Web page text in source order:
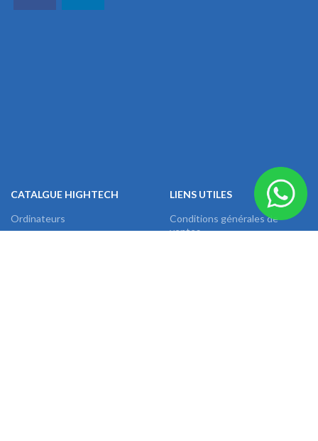
CATALGUE HIGHTECH
Ordinateurs
LIENS UTILES
Conditions générales de
ventes